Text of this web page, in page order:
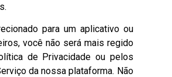
para um aplicativo ou
você não será mais regido
de Privacidade ou pelos
da nossa plataforma. Não